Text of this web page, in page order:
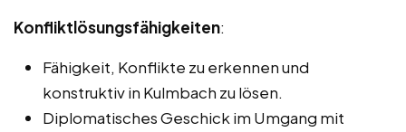
Konfliktlösungsfähigkeiten:
Fähigkeit, Konflikte zu erkennen und
konstruktiv in Kulmbach zu lösen.
Diplomatisches Geschick im Umgang mit